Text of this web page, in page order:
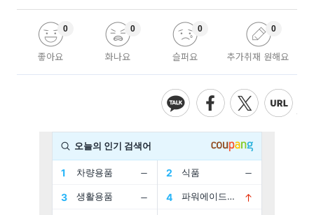
좋아요
0
화나요
0
슬퍼요
0
추가취재 원해요
0